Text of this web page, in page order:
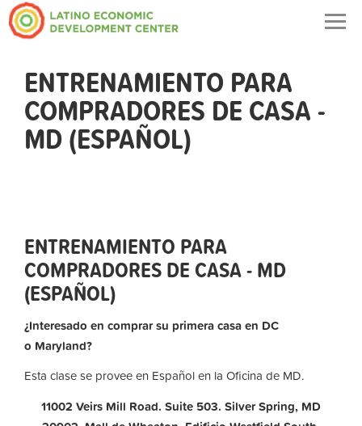
ENTRENAMIENTO PARA
COMPRADORES DE CASA -
MD (ESPAÑOL)
ENTRENAMIENTO PARA
COMPRADORES DE CASA - MD
(ESPAÑOL)
¿Interesado en comprar su primera casa en DC
o Maryland?
Esta clase se provee en Español en la Oficina de MD.
11002 Veirs Mill Road. Suite 503. Silver Spring, MD